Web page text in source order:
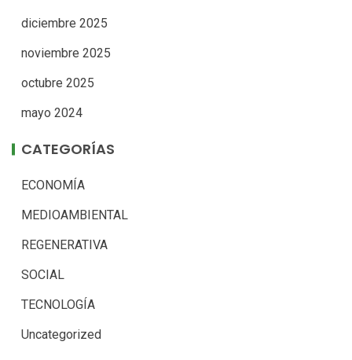
diciembre 2025
noviembre 2025
octubre 2025
mayo 2024
CATEGORÍAS
ECONOMÍA
MEDIOAMBIENTAL
REGENERATIVA
SOCIAL
TECNOLOGÍA
Uncategorized